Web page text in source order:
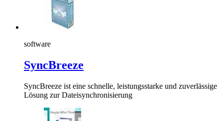
software
SyncBreeze
SyncBreeze ist eine schnelle, leistungsstarke und zuverlässige
Lösung zur Dateisynchronisierung